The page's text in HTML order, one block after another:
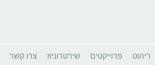
ריהוט פרוייקטים שירטרוניוז צרו קשר